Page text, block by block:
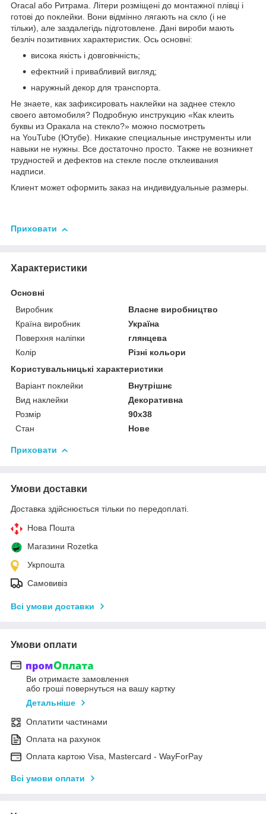
Oracal або Ритрама. Літери розміщені до монтажної плівці і
готові до поклейки. Вони відмінно лягають на скло (і не
тільки), але заздалегідь підготовлене. Дані вироби мають
безліч позитивних характеристик. Ось основні:
висока якість і довговічність;
ефектний і привабливий вигляд;
наружный декор для транспорта.
Не знаете, как зафиксировать наклейки на заднее стекло
своего автомобиля? Подробную инструкцию «Как клеить
буквы из Оракала на стекло?» можно посмотреть
на YouTube (Ютубе). Никакие специальные инструменты или
навыки не нужны. Все достаточно просто. Также не возникнет
трудностей и дефектов на стекле после отклеивания
надписи.
Клиент может оформить заказ на индивидуальные размеры.
Приховати
Характеристики
Основні
Виробник
Власне виробництво
Країна виробник
Україна
Поверхня наліпки
глянцева
Колір
Різні кольори
Користувальницькі характеристики
Варіант поклейки
Внутрішнє
Вид наклейки
Декоративна
Розмір
90х38
Стан
Нове
Приховати
Умови доставки
Доставка здійснюється тільки по передоплаті.
Нова Пошта
Магазини Rozetka
Укрпошта
Самовивіз
Всі умови доставки
Умови оплати
Ви отримаєте замовлення
або гроші повернуться на вашу картку
Детальніше
Оплатити частинами
Оплата на рахунок
Оплата картою Visa, Mastercard - WayForPay
Всі умови оплати